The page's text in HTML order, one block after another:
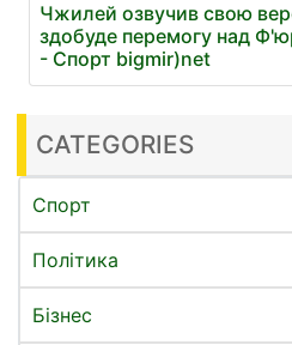
Чжилей озвучив свою
здобуде перемогу над
- Спорт bigmir)net
CATEGORIES
Спорт
Політика
Бізнес